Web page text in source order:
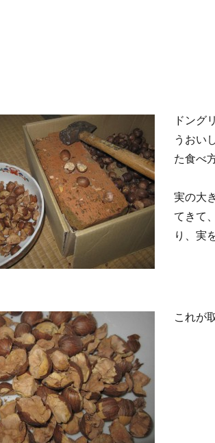
ドング
うおい
た食べ
実の大
てきて
り、実
これが